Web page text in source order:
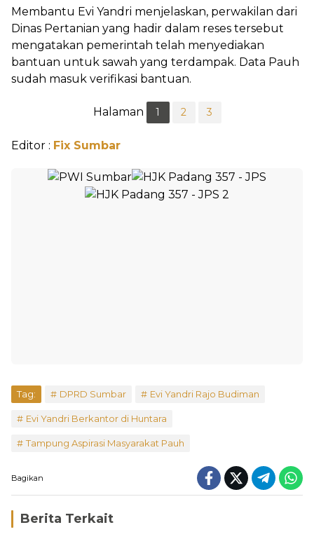
Membantu Evi Yandri menjelaskan, perwakilan dari
Dinas Pertanian yang hadir dalam reses tersebut
mengatakan pemerintah telah menyediakan
bantuan untuk sawah yang terdampak. Data Pauh
sudah masuk verifikasi bantuan.
Halaman 1 2 3
Editor : Fix Sumbar
Tag: DPRD Sumbar Evi Yandri Rajo Budiman
Evi Yandri Berkantor di Huntara
Tampung Aspirasi Masyarakat Pauh
Bagikan
Berita Terkait